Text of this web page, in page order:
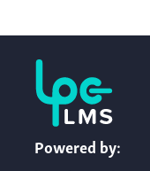
Powered by: